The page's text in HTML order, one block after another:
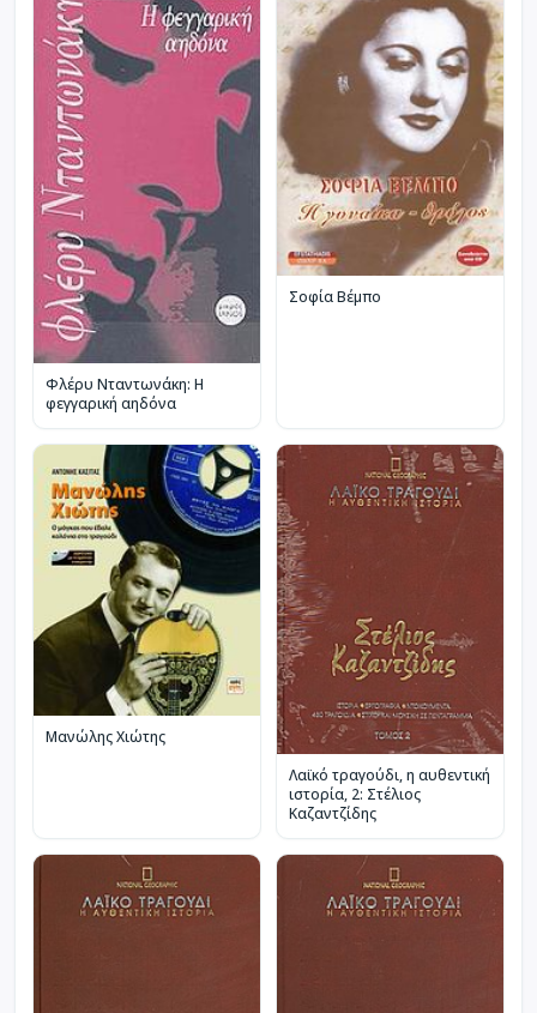
Φλέρυ Νταντωνάκη: Η
φεγγαρική αηδόνα
Σοφία Βέμπο
Μανώλης Χιώτης
Λαϊκό τραγούδι, η αυθεντική
ιστορία, 2: Στέλιος
Καζαντζίδης